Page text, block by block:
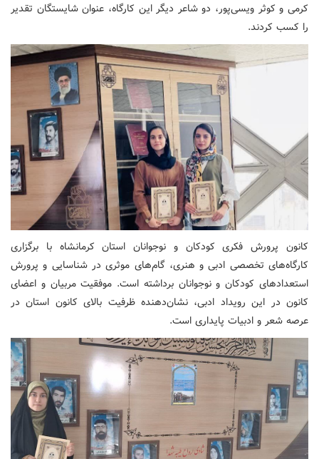
کرمی و کوثر ویسی‌پور، دو شاعر دیگر این کارگاه، عنوان شایستگان تقدیر
را کسب کردند.
کانون پرورش فکری کودکان و نوجوانان استان کرمانشاه با برگزاری
کارگاه‌های تخصصی ادبی و هنری، گام‌های موثری در شناسایی و پرورش
استعدادهای کودکان و نوجوانان برداشته است. موفقیت مربیان و اعضای
کانون در این رویداد ادبی، نشان‌دهنده ظرفیت بالای کانون استان در
عرصه شعر و ادبیات پایداری است.